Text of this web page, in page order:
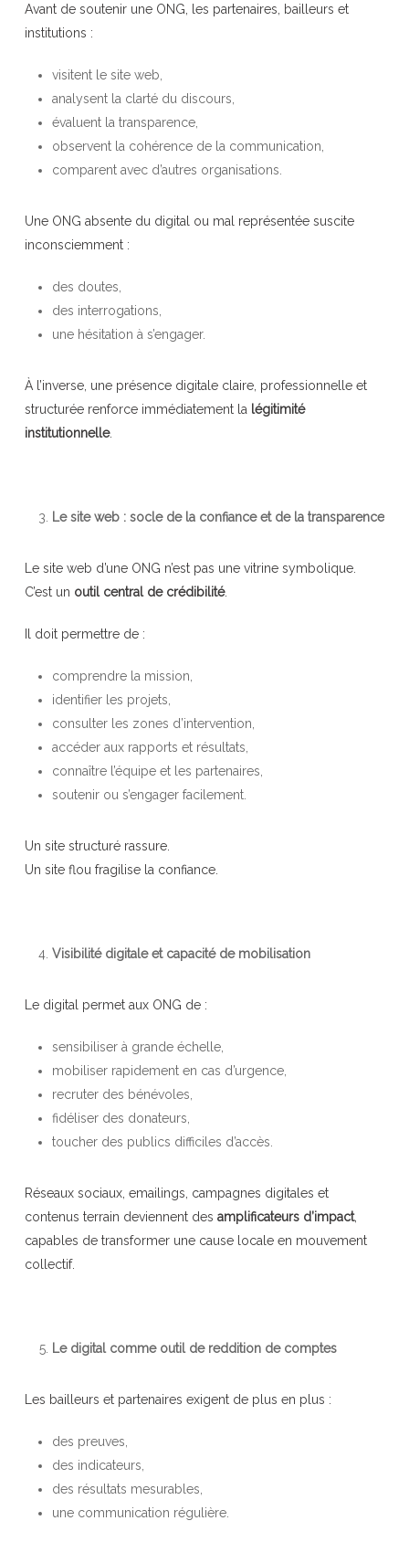
Avant de soutenir une ONG, les partenaires, bailleurs et
institutions :
visitent le site web,
analysent la clarté du discours,
évaluent la transparence,
observent la cohérence de la communication,
comparent avec d’autres organisations.
Une ONG absente du digital ou mal représentée suscite
inconsciemment :
des doutes,
des interrogations,
une hésitation à s’engager.
À l’inverse, une présence digitale claire, professionnelle et
structurée renforce immédiatement la légitimité
institutionnelle.
Le site web : socle de la confiance et de la transparence
Le site web d’une ONG n’est pas une vitrine symbolique.
C’est un outil central de crédibilité.
Il doit permettre de :
comprendre la mission,
identifier les projets,
consulter les zones d’intervention,
accéder aux rapports et résultats,
connaître l’équipe et les partenaires,
soutenir ou s’engager facilement.
Un site structuré rassure.
Un site flou fragilise la confiance.
Visibilité digitale et capacité de mobilisation
Le digital permet aux ONG de :
sensibiliser à grande échelle,
mobiliser rapidement en cas d’urgence,
recruter des bénévoles,
fidéliser des donateurs,
toucher des publics difficiles d’accès.
Réseaux sociaux, emailings, campagnes digitales et
contenus terrain deviennent des amplificateurs d’impact,
capables de transformer une cause locale en mouvement
collectif.
Le digital comme outil de reddition de comptes
Les bailleurs et partenaires exigent de plus en plus :
des preuves,
des indicateurs,
des résultats mesurables,
une communication régulière.